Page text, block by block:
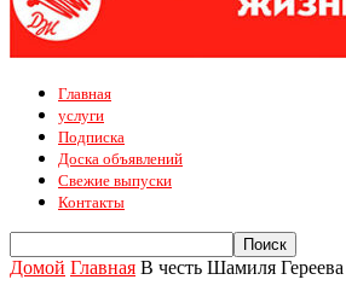
Главная
услуги
Подписка
Доска объявлений
Свежие выпуски
Контакты
Домой Главная В честь Шамиля Гереева